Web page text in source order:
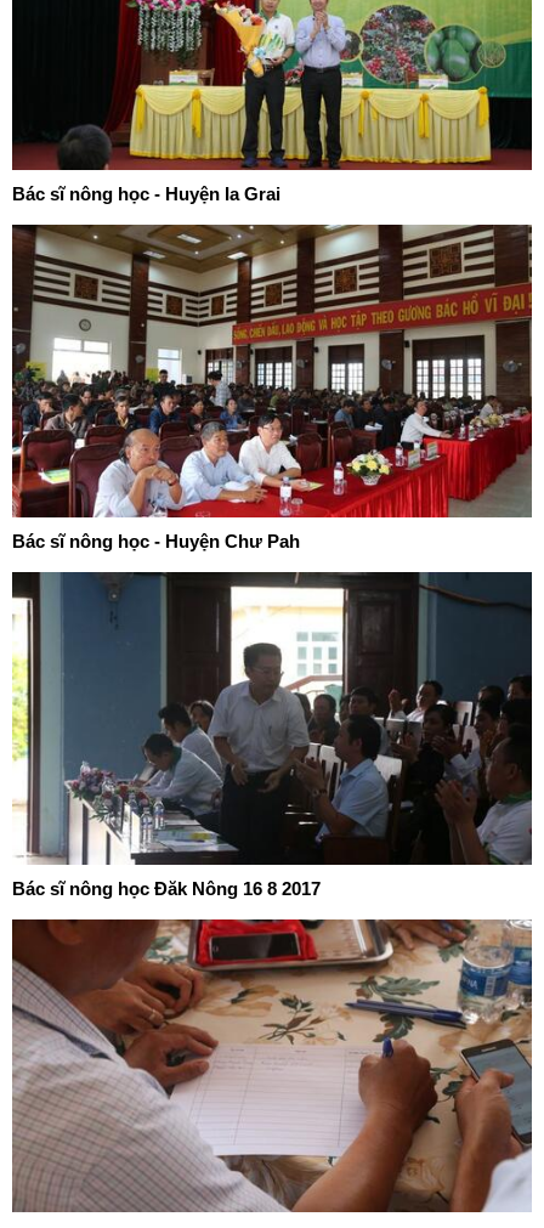
Bác sĩ nông học - Huyện Ia Grai
Bác sĩ nông học - Huyện Chư Pah
Bác sĩ nông học Đăk Nông 16 8 2017